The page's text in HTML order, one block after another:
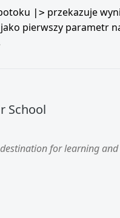
|> przekazuje
pierwszy parametr
School
for learning